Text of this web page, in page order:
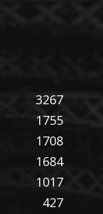
3267
1755
1708
1684
1017
427